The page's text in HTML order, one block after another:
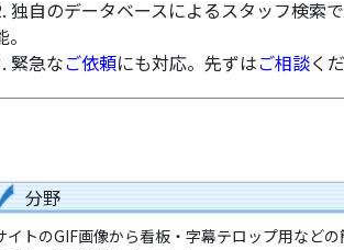
独自のデータベースによるスタッフ検索
緊急なご依頼にも対応。先ずはご相談く
分野
イトのGIF画像から看板・字幕テロップ用など